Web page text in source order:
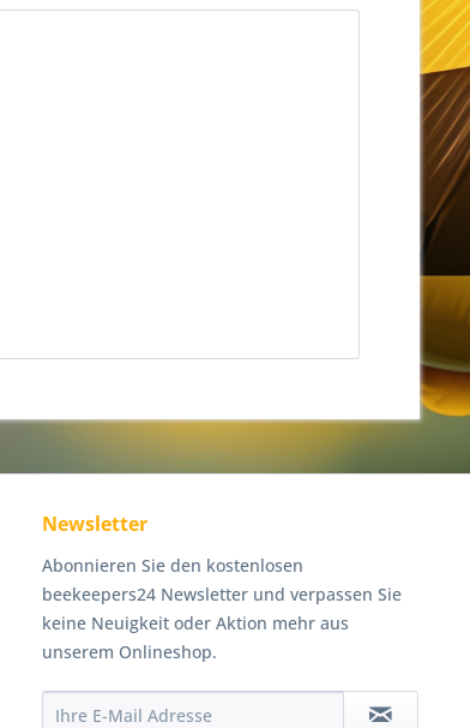
Newsletter
Abonnieren Sie den kostenlosen
beekeepers24 Newsletter und verpassen Sie
keine Neuigkeit oder Aktion mehr aus
unserem Onlineshop.